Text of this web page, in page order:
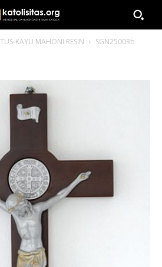
KAYU MAHONI RESIN SGN25003b